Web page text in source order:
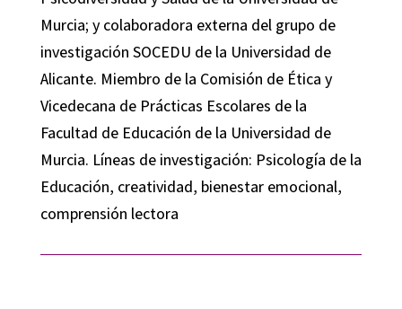
Murcia; y colaboradora externa del grupo de
investigación SOCEDU de la Universidad de
Alicante. Miembro de la Comisión de Ética y
Vicedecana de Prácticas Escolares de la
Facultad de Educación de la Universidad de
Murcia. Líneas de investigación: Psicología de la
Educación, creatividad, bienestar emocional,
comprensión lectora